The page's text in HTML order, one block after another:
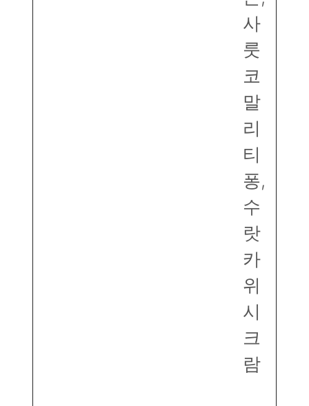
사
룻
코
말
리
티
퐁,
수
랏
카
위
시
크
람